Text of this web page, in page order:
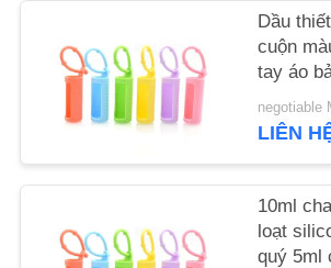
CHÚNG
TIN
Dầu
cuộn
tay áo
nước
Case
negotiable
LIÊN
10ml
loạt
quý 5ml